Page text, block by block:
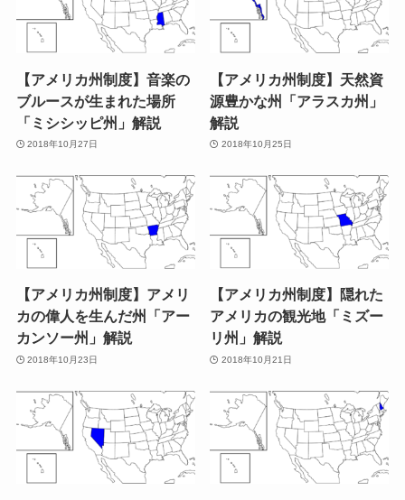
【アメリカ州制度】音楽の
ブルースが生まれた場所
「ミシシッピ州」解説
2018年10月27日
【アメリカ州制度】天然資
源豊かな州「アラスカ州」
解説
2018年10月25日
【アメリカ州制度】アメリ
カの偉人を生んだ州「アー
カンソー州」解説
2018年10月23日
【アメリカ州制度】隠れた
アメリカの観光地「ミズー
リ州」解説
2018年10月21日